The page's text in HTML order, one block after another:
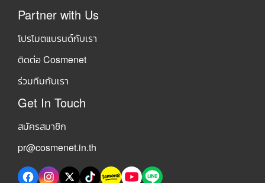
Partner with Us
โปรโมตแบรนด์กับเรา
ติดต่อ Cosmenet
ร่วมทีมกับเรา
Get In Touch
สมัครสมาชิก
pr@cosmenet.in.th